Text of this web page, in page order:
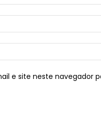
e site neste navegador